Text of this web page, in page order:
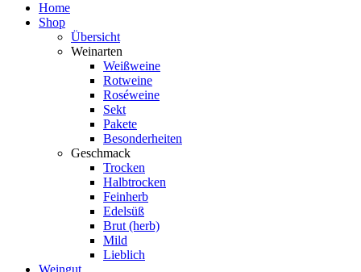
Home
Shop
Übersicht
Weinarten
Weißweine
Rotweine
Roséweine
Sekt
Pakete
Besonderheiten
Geschmack
Trocken
Halbtrocken
Feinherb
Edelsüß
Brut (herb)
Mild
Lieblich